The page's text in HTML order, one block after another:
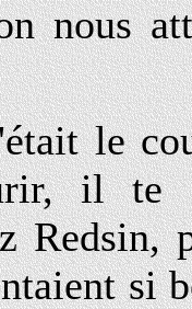
nous
le
il te
Redsin,
si